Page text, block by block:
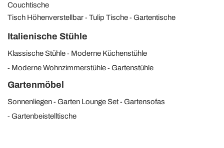
Couchtische
Tisch Höhenverstellbar
Tulip Tische Gartentische
Italienische Stühle
Klassische Stühle
Moderne Küchenstühle
Moderne Wohnzimmerstühle
Gartenstühle
Gartenmöbel
Sonnenliegen Garten Lounge Set
Gartensofas
Gartenbeistelltische